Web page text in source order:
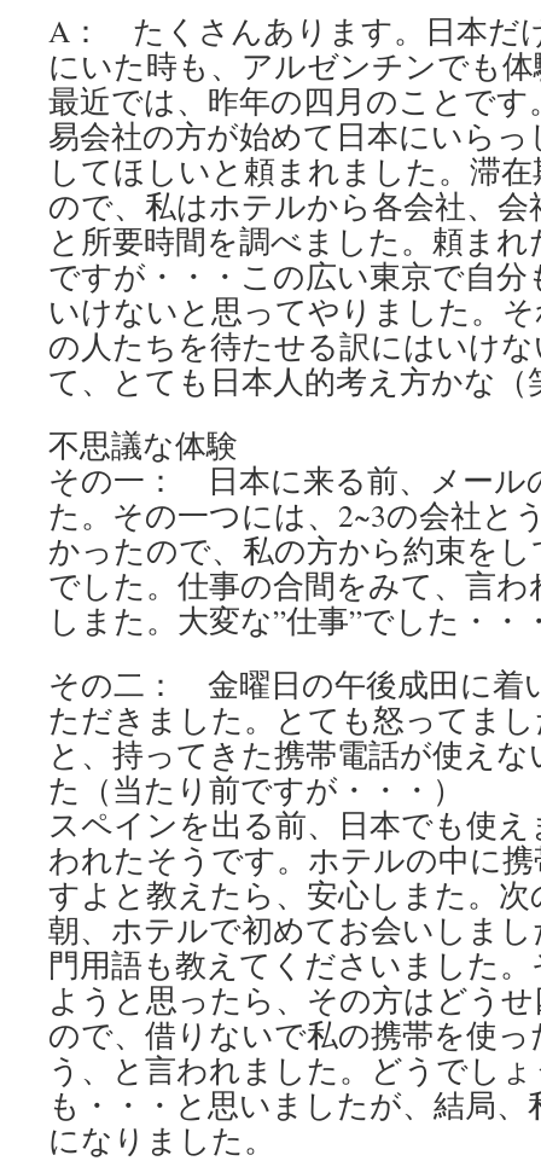
A： たくさんあります。日本だ
にいた時も、アルゼンチンでも
最近では、昨年の四月のことで
易会社の方が始めて日本にいら
してほしいと頼まれました。滞
ので、私はホテルから各会社、
と所要時間を調べました。頼ま
ですが・・・この広い東京で自
いけないと思ってやりました。
の人たちを待たせる訳にはいけ
て、とても日本人的考え方かな（
不思議な体験
その一： 日本に来る前、メール
た。その一つには、2~3の会社と
かったので、私の方から約束を
でした。仕事の合間をみて、言
しまた。大変な”仕事”でした・・
その二： 金曜日の午後成田に着
ただきました。とても怒ってま
と、持ってきた携帯電話が使え
た（当たり前ですが・・・）
スペインを出る前、日本でも使
われたそうです。ホテルの中に
すよと教えたら、安心しまた。
朝、ホテルで初めてお会いしま
門用語も教えてくださいました
ようと思ったら、その方はどう
ので、借りないで私の携帯を使
う、と言われました。どうでし
も・・・と思いましたが、結局
になりました。